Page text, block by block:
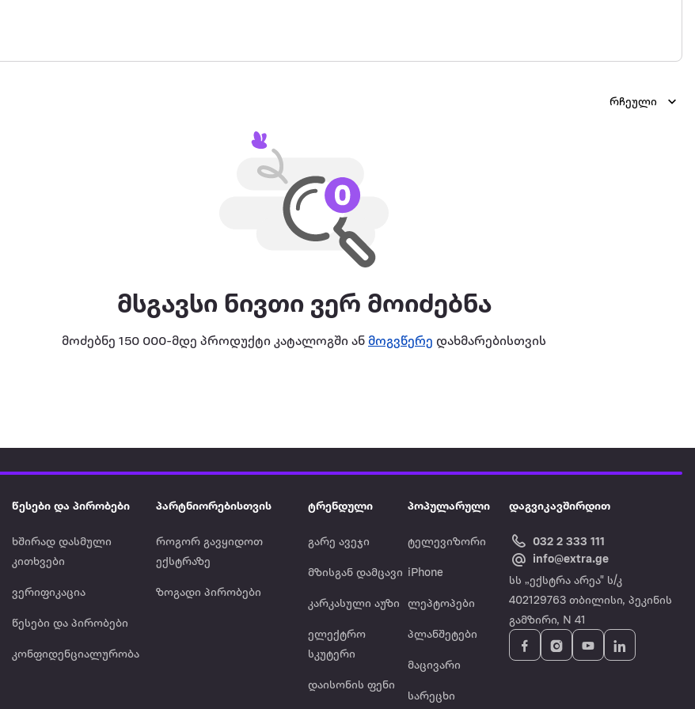
რჩეული
მსგავსი ნივთი ვერ მოიძებნა
მოძებნე 150 000-მდე პროდუქტი კატალოგში ან მოგვწერე დახმარებისთვის
წესები და პირობები
ხშირად დასმული
კითხვები
ვერიფიკაცია
წესები და პირობები
კონფიდენციალურობა
პარტნიორებისთვის
როგორ გავყიდოთ
ექსტრაზე
ზოგადი პირობები
ტრენდული
გარე ავეჯი
მზისგან დამცავი
კარკასული აუზი
ელექტრო
სკუტერი
დაისონის ფენი
პოპულარული
ტელევიზორი
iPhone
ლეპტოპები
პლანშეტები
მაცივარი
სარეცხი
დაგვიკავშირდით
032 2 333 111
info@extra.ge
სს „ექსტრა არეა" ს/კ
402129763 თბილისი, პეკინის
გამზირი, N 41